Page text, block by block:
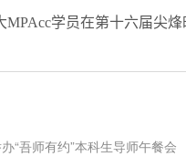
MPAcc学员在第十六届尖
“吾师有约”本科生导师午餐会